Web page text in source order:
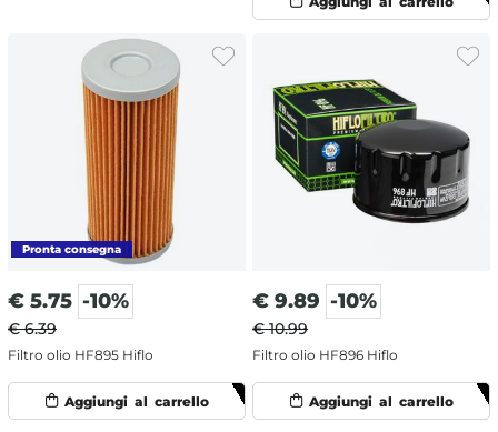
€ 5.75 -10%
€ 6.39
Filtro olio HF895 Hiflo
€ 9.89 -10%
€ 10.99
Filtro olio HF896 Hiflo